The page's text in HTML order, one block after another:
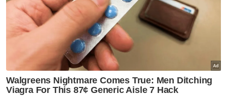
Nasional
JMD 2026 perkasa rakyat ke
arah negara AI
Nasional
Isu import udang Thailand
dijangka selesai pertengahan